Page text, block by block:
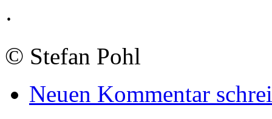
·
© Stefan Pohl
Neuen Kommentar